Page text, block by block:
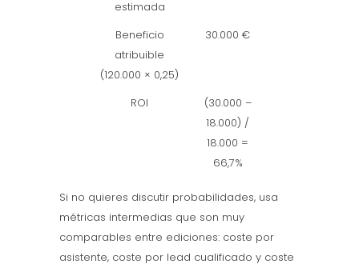
estimada
Beneficio
atribuible
(120.000 × 0,25)
30.000 €
ROI
(30.000 –
18.000) /
18.000 =
66,7%
Si no quieres discutir probabilidades, usa
métricas intermedias que son muy
comparables entre ediciones: coste por
asistente, coste por lead cualificado y coste